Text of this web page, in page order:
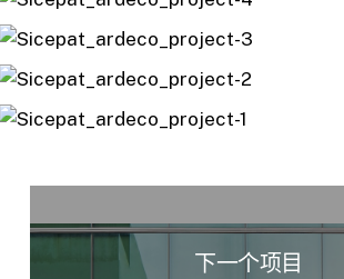
下一个项目